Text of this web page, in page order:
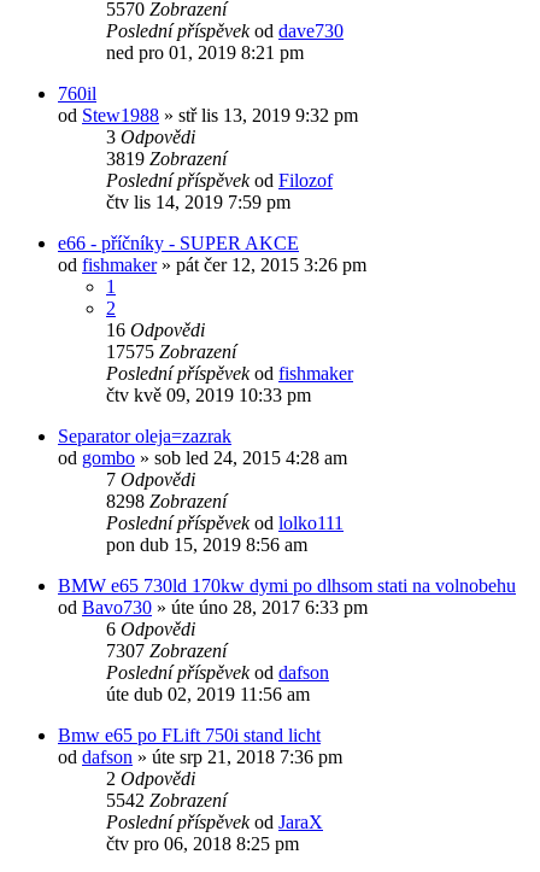
5570 Zobrazení
Poslední příspěvekod dave730
ned pro 01, 2019 8:21 pm
760il
od Stew1988 » stř lis 13, 2019 9:32 pm
3 Odpovědi
3819 Zobrazení
Poslední příspěvekod Filozof
čtv lis 14, 2019 7:59 pm
e66 - příčníky - SUPER AKCE
od fishmaker» pát čer 12, 2015 3:26 pm
1
2
16 Odpovědi
17575 Zobrazení
Poslední příspěvekod fishmaker
čtv kvě 09, 2019 10:33 pm
Separator oleja=zazrak
od gombo » sob led 24, 2015 4:28 am
7 Odpovědi
8298 Zobrazení
Poslední příspěvekod lolko111
pon dub 15, 2019 8:56 am
BMW e65 730ld 170kw dymi po dlhsom stati na volnobehu
od Bavo730 » úte úno 28, 2017 6:33 pm
6 Odpovědi
7307 Zobrazení
Poslední příspěvekod dafson
úte dub 02, 2019 11:56 am
Bmw e65 po FLift 750i stand licht
od dafson » úte srp 21, 2018 7:36 pm
2 Odpovědi
5542 Zobrazení
Poslední příspěvekod JaraX
čtv pro 06, 2018 8:25 pm